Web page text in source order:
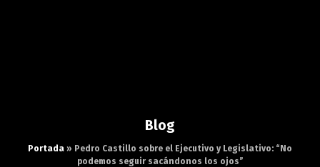
Blog
Portada » Pedro Castillo sobre el Ejecutivo y Legislativo: “No
podemos seguir sacándonos los ojos”